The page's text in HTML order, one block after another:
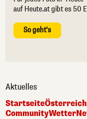
auf Heute.at gibt es 50
So geht's
Aktuelles
StartseiteÖsterreich
CommunityWetter